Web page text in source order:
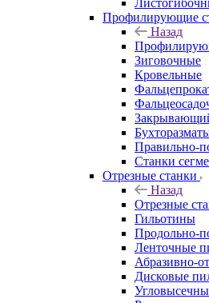
Профилирующие
Назад
Зиговочные
Кровельные
Правильно-
Станки
Отрезные станки
Назад
Отрезные
Гильотины
Продольно-
Ленточные
Абразивно-
Дисковые